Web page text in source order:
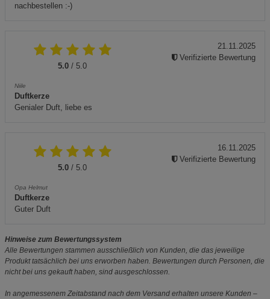
nachbestellen :-)
5.0 / 5.0
Niile
Duftkerze
Genialer Duft, liebe es
21.11.2025
Verifizierte Bewertung
5.0 / 5.0
Opa Helmut
Duftkerze
Guter Duft
16.11.2025
Verifizierte Bewertung
Hinweise zum Bewertungssystem
Alle Bewertungen stammen ausschließlich von Kunden, die das jeweilige
Produkt tatsächlich bei uns erworben haben. Bewertungen durch Personen, die
nicht bei uns gekauft haben, sind ausgeschlossen.
In angemessenem Zeitabstand nach dem Versand erhalten unsere Kunden –